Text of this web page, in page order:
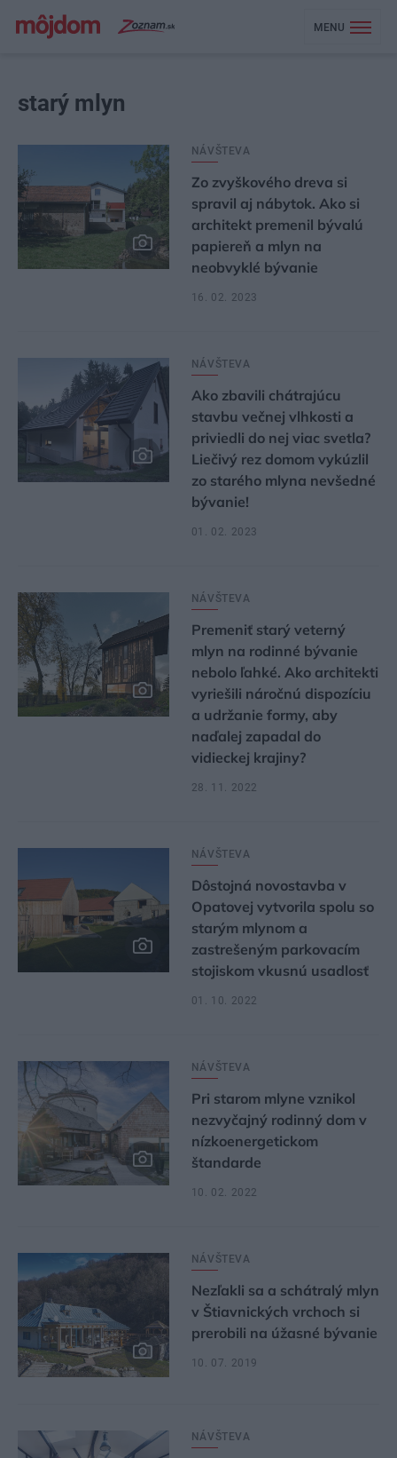
MENU
starý mlyn
NÁVŠTEVA
Zo zvyškového dreva si
spravil aj nábytok. Ako si
architekt premenil bývalú
papiereň a mlyn na
neobvyklé bývanie
16. 02. 2023
NÁVŠTEVA
Ako zbavili chátrajúcu
stavbu večnej vlhkosti a
priviedli do nej viac svetla?
Liečivý rez domom vykúzlil
zo starého mlyna nevšedné
bývanie!
01. 02. 2023
NÁVŠTEVA
Premeniť starý veterný
mlyn na rodinné bývanie
nebolo ľahké. Ako architekti
vyriešili náročnú dispozíciu
a udržanie formy, aby
naďalej zapadal do
vidieckej krajiny?
28. 11. 2022
NÁVŠTEVA
Dôstojná novostavba v
Opatovej vytvorila spolu so
starým mlynom a
zastrešeným parkovacím
stojiskom vkusnú usadlosť
01. 10. 2022
NÁVŠTEVA
Pri starom mlyne vznikol
nezvyčajný rodinný dom v
nízkoenergetickom
štandarde
10. 02. 2022
NÁVŠTEVA
Nezľakli sa a schátralý mlyn
v Štiavnických vrchoch si
prerobili na úžasné bývanie
10. 07. 2019
NÁVŠTEVA